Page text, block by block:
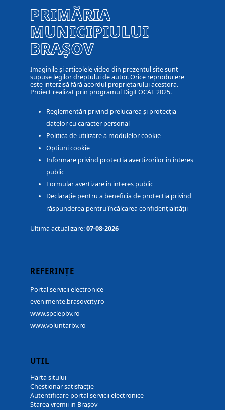
PRIMĂRIA
MUNICIPIULUI
BRAȘOV
Imaginile și articolele video din prezentul site sunt
supuse legilor dreptului de autor. Orice reproducere
este interzisă fără acordul proprietarului acestora.
Proiect realizat prin programul DigiLOCAL 2025.
Reglementări privind prelucarea și protecția
datelor cu caracter personal
Politica de utilizare a modulelor cookie
Optiuni cookie
Informare privind protectia avertizorilor în interes
public
Formular avertizare în interes public
Declarație pentru a beneficia de protecția privind
răspunderea pentru încălcarea confidențialității
Ultima actualizare:07-08-2026
REFERINȚE
Portal servicii electronice
evenimente.brasovcity.ro
www.spclepbv.ro
www.voluntarbv.ro
UTIL
Harta sitului
Chestionar satisfacție
Autentificare portal servicii electronice
Starea vremii in Brașov